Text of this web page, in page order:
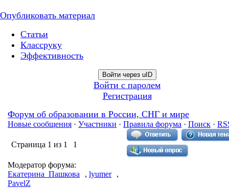
Опубликовать материал
Статьи
Классруку
Эффективность
Войти через uID
Войти с паролем
Регистрация
Форум об образовании в России, СНГ и мире
Новые сообщения · Участники · Правила форума · Поиск ·
Страница 1 из 1 1
Модератор форума:
Екатерина_Пашкова
, lyumer
,
PavelZ